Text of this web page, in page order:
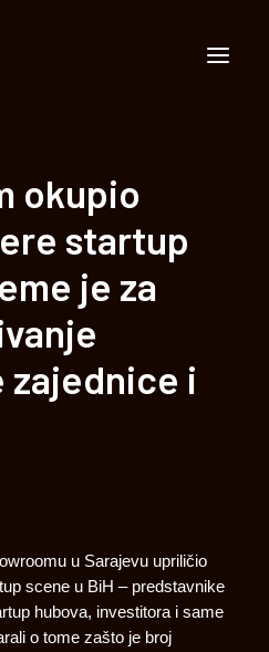
Techlab
okupio
startup
je za
zajednice i
u Sarajevu upriličio
scene u BiH – predstavnike
hubova, investitora i same
o tome zašto je broj